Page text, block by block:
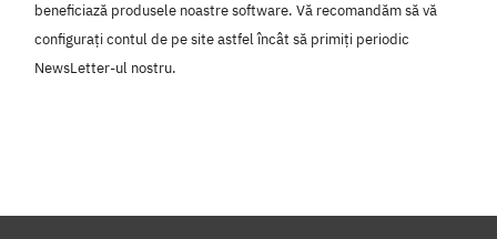
beneficiază produsele noastre software. Vă recomandăm să vă
configurați contul de pe site astfel încât să primiți periodic
NewsLetter-ul nostru.